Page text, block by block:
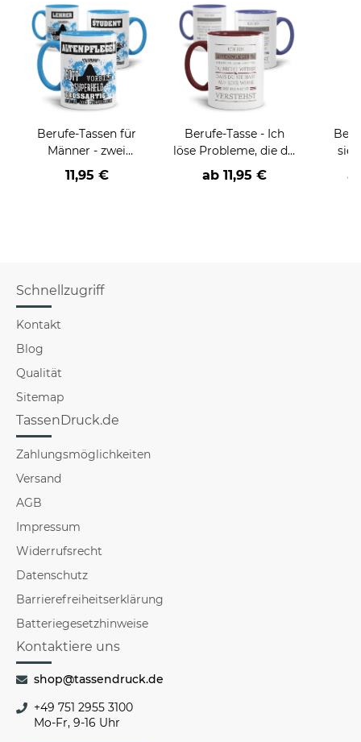
Berufe-Tassen für
Männer - zwei
Farbvarianten
11,95 €
Berufe-Tasse - Ich
löse Probleme, die du
nicht verstehst -
verschiedene Berufe
ab 11,95 €
Schnellzugriff
Kontakt
Blog
Qualität
Sitemap
TassenDruck.de
Zahlungsmöglichkeiten
Versand
AGB
Impressum
Widerrufsrecht
Datenschutz
Barrierefreiheitserklärung
Batteriegesetzhinweise
Kontaktiere uns
shop@tassendruck.de
+49 751 2955 3100
Mo-Fr, 9-16 Uhr